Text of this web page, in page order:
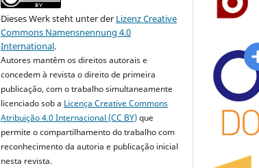
Dieses Werk steht unter der Lizenz Creative
Commons Namensnennung 4.0
International.
Autores mantêm os direitos autorais e
concedem à revista o direito de primeira
publicação, com o trabalho simultaneamente
licenciado sob a Licença Creative Commons
Atribuição 4.0 Internacional (CC BY)que
permite o compartilhamento do trabalho com
reconhecimento da autoria e publicação inicial
nesta revista.